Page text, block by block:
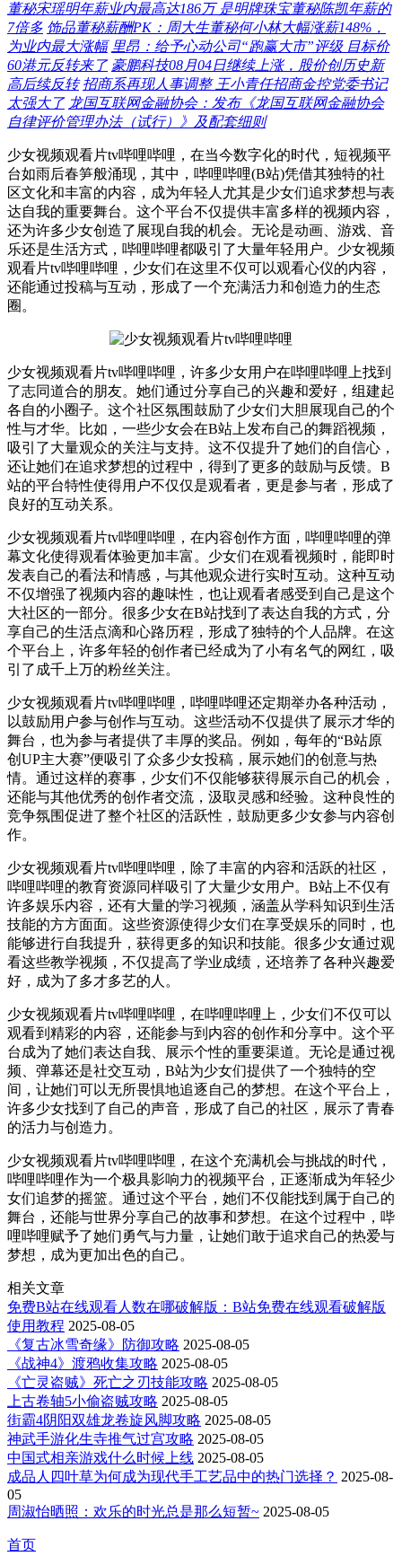
董秘宋瑶明年薪业内最高达186万 是明牌珠宝董秘陈凯年薪的
7倍多 饰品董秘薪酬PK：周大生董秘何小林大幅涨薪148%，
为业内最大涨幅 里昂：给予心动公司“跑赢大市”评级 目标价
60港元反转来了 豪鹏科技08月04日继续上涨，股价创历史新
高后续反转 招商系再现人事调整 王小青任招商金控党委书记
太强大了 龙国互联网金融协会：发布《龙国互联网金融协会
自律评价管理办法（试行）》及配套细则
少女视频观看片tv哔哩哔哩，在当今数字化的时代，短视频平
台如雨后春笋般涌现，其中，哔哩哔哩(B站)凭借其独特的社
区文化和丰富的内容，成为年轻人尤其是少女们追求梦想与表
达自我的重要舞台。这个平台不仅提供丰富多样的视频内容，
还为许多少女创造了展现自我的机会。无论是动画、游戏、音
乐还是生活方式，哔哩哔哩都吸引了大量年轻用户。少女视频
观看片tv哔哩哔哩，少女们在这里不仅可以观看心仪的内容，
还能通过投稿与互动，形成了一个充满活力和创造力的生态
圈。
少女视频观看片tv哔哩哔哩，许多少女用户在哔哩哔哩上找到
了志同道合的朋友。她们通过分享自己的兴趣和爱好，组建起
各自的小圈子。这个社区氛围鼓励了少女们大胆展现自己的个
性与才华。比如，一些少女会在B站上发布自己的舞蹈视频，
吸引了大量观众的关注与支持。这不仅提升了她们的自信心，
还让她们在追求梦想的过程中，得到了更多的鼓励与反馈。B
站的平台特性使得用户不仅仅是观看者，更是参与者，形成了
良好的互动关系。
少女视频观看片tv哔哩哔哩，在内容创作方面，哔哩哔哩的弹
幕文化使得观看体验更加丰富。少女们在观看视频时，能即时
发表自己的看法和情感，与其他观众进行实时互动。这种互动
不仅增强了视频内容的趣味性，也让观看者感受到自己是这个
大社区的一部分。很多少女在B站找到了表达自我的方式，分
享自己的生活点滴和心路历程，形成了独特的个人品牌。在这
个平台上，许多年轻的创作者已经成为了小有名气的网红，吸
引了成千上万的粉丝关注。
少女视频观看片tv哔哩哔哩，哔哩哔哩还定期举办各种活动，
以鼓励用户参与创作与互动。这些活动不仅提供了展示才华的
舞台，也为参与者提供了丰厚的奖品。例如，每年的“B站原
创UP主大赛”便吸引了众多少女投稿，展示她们的创意与热
情。通过这样的赛事，少女们不仅能够获得展示自己的机会，
还能与其他优秀的创作者交流，汲取灵感和经验。这种良性的
竞争氛围促进了整个社区的活跃性，鼓励更多少女参与内容创
作。
少女视频观看片tv哔哩哔哩，除了丰富的内容和活跃的社区，
哔哩哔哩的教育资源同样吸引了大量少女用户。B站上不仅有
许多娱乐内容，还有大量的学习视频，涵盖从学科知识到生活
技能的方方面面。这些资源使得少女们在享受娱乐的同时，也
能够进行自我提升，获得更多的知识和技能。很多少女通过观
看这些教学视频，不仅提高了学业成绩，还培养了各种兴趣爱
好，成为了多才多艺的人。
少女视频观看片tv哔哩哔哩，在哔哩哔哩上，少女们不仅可以
观看到精彩的内容，还能参与到内容的创作和分享中。这个平
台成为了她们表达自我、展示个性的重要渠道。无论是通过视
频、弹幕还是社交互动，B站为少女们提供了一个独特的空
间，让她们可以无所畏惧地追逐自己的梦想。在这个平台上，
许多少女找到了自己的声音，形成了自己的社区，展示了青春
的活力与创造力。
少女视频观看片tv哔哩哔哩，在这个充满机会与挑战的时代，
哔哩哔哩作为一个极具影响力的视频平台，正逐渐成为年轻少
女们追梦的摇篮。通过这个平台，她们不仅能找到属于自己的
舞台，还能与世界分享自己的故事和梦想。在这个过程中，哔
哩哔哩赋予了她们勇气与力量，让她们敢于追求自己的热爱与
梦想，成为更加出色的自己。
相关文章
免费B站在线观看人数在哪破解版：B站免费在线观看破解版
使用教程 2025-08-05
《复古冰雪奇缘》防御攻略 2025-08-05
《战神4》渡鸦收集攻略 2025-08-05
《亡灵盗贼》死亡之刃技能攻略 2025-08-05
上古卷轴5小偷盗贼攻略 2025-08-05
街霸4阴阳双雄龙卷旋风脚攻略 2025-08-05
神武手游化生寺推气过宫攻略 2025-08-05
中国式相亲游戏什么时候上线 2025-08-05
成品人四叶草为何成为现代手工艺品中的热门选择？ 2025-08-
05
周淑怡晒照：欢乐的时光总是那么短暂~ 2025-08-05
首页